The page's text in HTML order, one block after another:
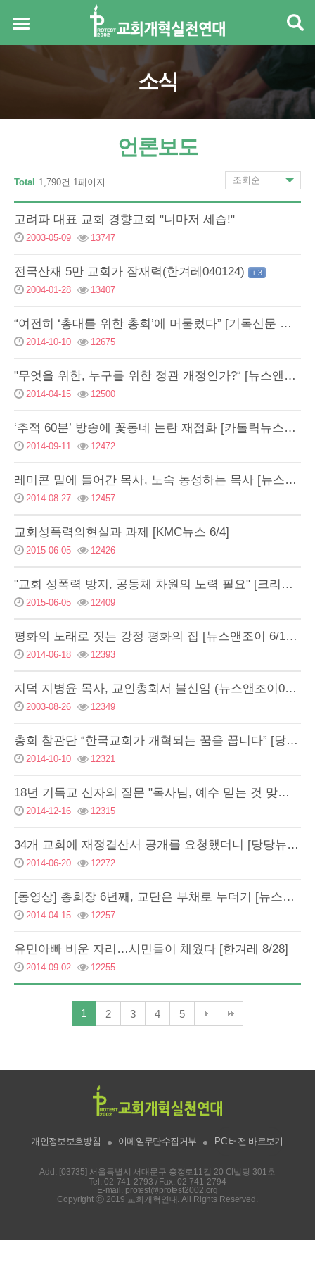
소식
언론보도
Total 1,790건 1페이지
고려파 대표 교회 경향교회 "너마저 세습!"
2003-05-09 13747
전국산재 5만 교회가 잠재력(한겨레040124) + 3
2004-01-28 13407
“여전히 ‘총대를 위한 총회’에 머물렀다” [기독신문 …
2014-10-10 12675
"무엇을 위한, 누구를 위한 정관 개정인가?“ [뉴스앤…
2014-04-15 12500
‘추적 60분’ 방송에 꽃동네 논란 재점화 [카톨릭뉴스…
2014-09-11 12472
레미콘 밑에 들어간 목사, 노숙 농성하는 목사 [뉴스앤…
2014-08-27 12457
교회성폭력의현실과 과제 [KMC뉴스 6/4]
2015-06-05 12426
"교회 성폭력 방지, 공동체 차원의 노력 필요" [크리…
2015-06-05 12409
평화의 노래로 짓는 강정 평화의 집 [뉴스앤조이 6/1…
2014-06-18 12393
지덕 지병윤 목사, 교인총회서 불신임 (뉴스앤조이030…
2003-08-26 12349
총회 참관단 “한국교회가 개혁되는 꿈을 꿉니다” [당당…
2014-10-10 12321
18년 기독교 신자의 질문 "목사님, 예수 믿는 것 맞…
2014-12-16 12315
34개 교회에 재정결산서 공개를 요청했더니 [당당뉴스 …
2014-06-20 12272
[동영상] 총회장 6년째, 교단은 부채로 누더기 [뉴스…
2014-04-15 12257
유민아빠 비운 자리…시민들이 채웠다 [한겨레 8/28]
2014-09-02 12255
1 2 3 4 5
개인정보보호방침 이메일무단수집거부 PC 버전 바로보기
Add. [03735] 서울특별시 서대문구 충정로11길 20 CI빌딩 301호
Tel. 02-741-2793 / Fax. 02-741-2794
E-mail. protest@protest2002.org
Copyright ⓒ 2019 교회개혁연대. All Rights Reserved.